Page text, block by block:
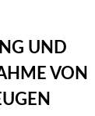
UND
VON